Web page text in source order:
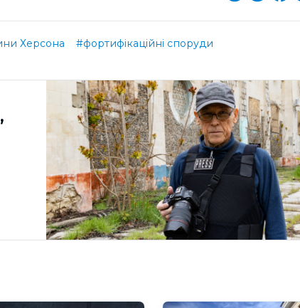
Херсона #фортифікаційні споруди